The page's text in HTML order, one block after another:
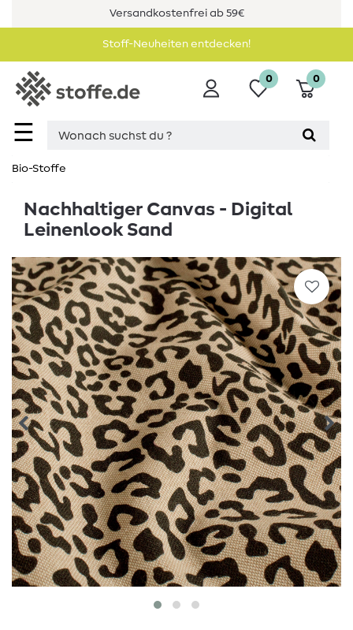
Versandkostenfrei ab 59€
Stoff-Neuheiten entdecken!
☰
0 0
Bio-Stoffe
Nachhaltiger Canvas - Digital
Leinenlook Sand